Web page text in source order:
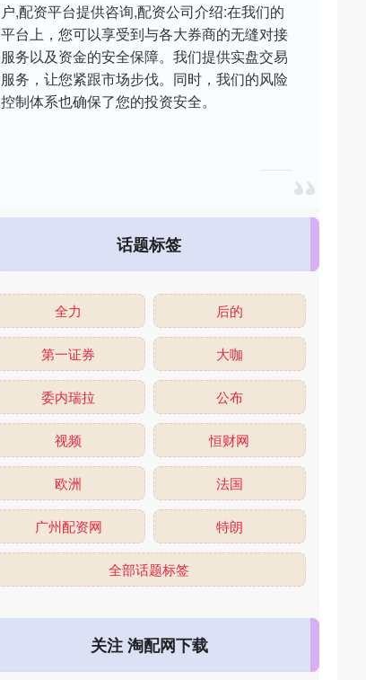
户,配资平台提供咨询,配资公司介绍:在我们的
平台上，您可以享受到与各大券商的无缝对接
服务以及资金的安全保障。我们提供实盘交易
服务，让您紧跟市场步伐。同时，我们的风险
控制体系也确保了您的投资安全。
话题标签
全力 后的
第一证券 大咖
委内瑞拉 公布
视频 恒财网
欧洲 法国
广州配资网 特朗
全部话题标签
关注 淘配网下载